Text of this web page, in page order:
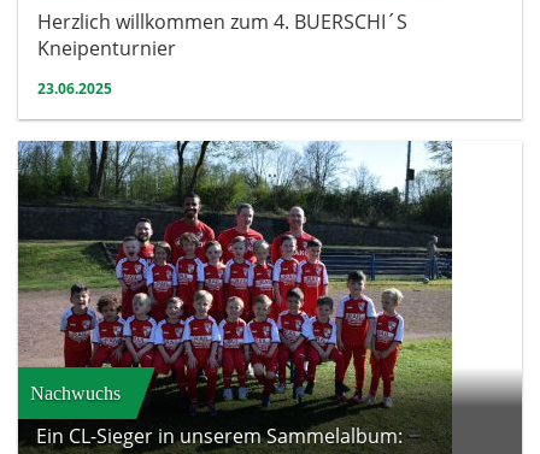
Herzlich willkommen zum 4. BUERSCHI´S
Kneipenturnier
23.06.2025
Nachwuchs
Ein CL-Sieger in unserem Sammelalbum: